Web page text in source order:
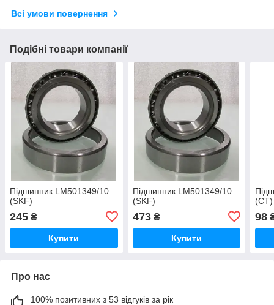
Всі умови повернення
Подібні товари компанії
Підшипник LM501349/10
(SKF)
245 ₴
Купити
Підшипник LM501349/10
(SKF)
473₴
Купити
(CT)
98
Про нас
100% позитивних з 53 відгуків за рік